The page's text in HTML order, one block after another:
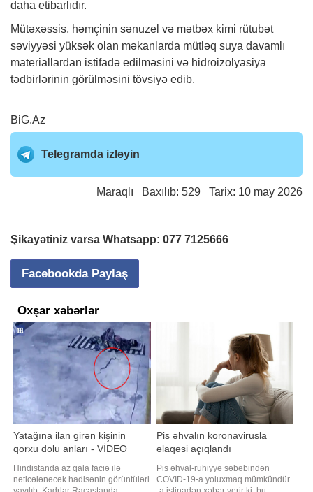
daha etibarlıdır.
Mütəxəssis, həmçinin sənuzel və mətbəx kimi rütubət
səviyyəsi yüksək olan məkanlarda mütləq suya davamlı
materiallardan istifadə edilməsini və hidroizolyasiya
tədbirlərinin görülməsini tövsiyə edib.
BiG.Az
Telegramda izləyin
Maraqlı Baxılıb: 529 Tarix: 10 may 2026
Şikayətiniz varsa Whatsapp: 077 7125666
Facebookda Paylaş
Oxşar xəbərlər
Yatağına ilan girən kişinin
qorxu dolu anları - VİDEO
Hindistanda az qala faciə ilə
nəticələnəcək hadisənin görüntüləri
Pis əhvalın koronavirusla
əlaqəsi açıqlandı
Pis əhval-ruhiyyə səbəbindən
COVID-19-a yoluxmaq mümkündür.